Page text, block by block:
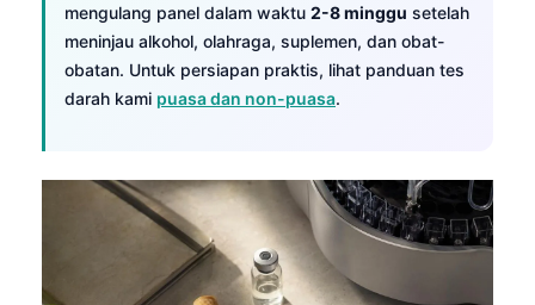
mengulang panel dalam waktu 2-8 minggu setelah
meninjau alkohol, olahraga, suplemen, dan obat-
obatan. Untuk persiapan praktis, lihat panduan tes
darah kami puasa dan non-puasa.